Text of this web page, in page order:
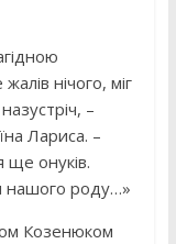
нічого, міг
–
Лариса. –
онуків.
нашого роду…»
Козенюком